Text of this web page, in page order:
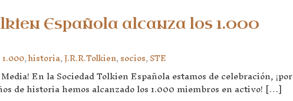
Española alcanza los 1.000
1.000,historia,J.R.R.Tolkien,socios,STE
En la Sociedad Tolkien Española estamos de celebración, ¡por
de historia hemos alcanzado los 1.000 miembros en activo! […]